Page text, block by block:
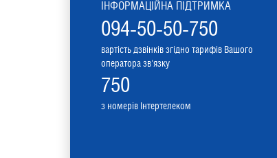
ІНФОРМАЦІЙНА ПІДТРИМКА
094-50-50-750
вартість дзвінків згідно тарифів Вашого
оператора зв'язку
750
з номерів Інтертелеком